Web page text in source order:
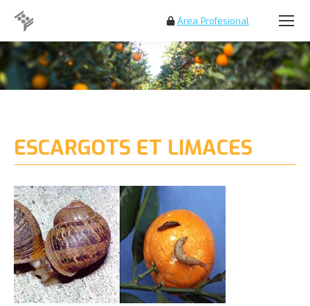
Área Profesional
Search:
ESCARGOTS ET LIMACES